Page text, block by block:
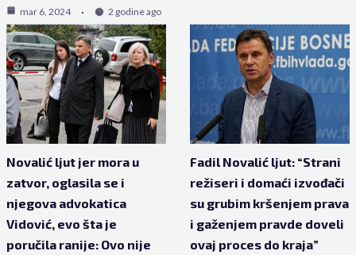
mar 6, 2024 2 godine ago
Novalić ljut jer mora u
zatvor, oglasila se i
njegova advokatica
Vidović, evo šta je
poručila ranije: Ovo nije
Fadil Novalić ljut: “Strani
režiseri i domaći izvođači
su grubim kršenjem prava
i gaženjem pravde doveli
ovaj proces do kraja”